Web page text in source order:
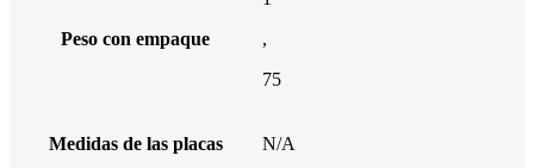
Peso con empaque
,
75
Medidas de las placas N/A